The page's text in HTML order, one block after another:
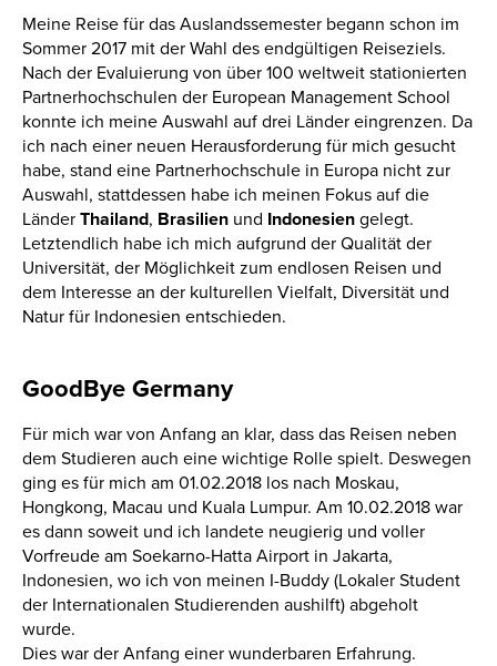
Meine Reise für das Auslandssemester begann schon im
Sommer 2017 mit der Wahl des endgültigen Reiseziels.
Nach der Evaluierung von über 100 weltweit stationierten
Partnerhochschulen der European Management School
konnte ich meine Auswahl auf drei Länder eingrenzen. Da
ich nach einer neuen Herausforderung für mich gesucht
habe, stand eine Partnerhochschule in Europa nicht zur
Auswahl, stattdessen habe ich meinen Fokus auf die
Länder Thailand, Brasilien und Indonesien gelegt.
Letztendlich habe ich mich aufgrund der Qualität der
Universität, der Möglichkeit zum endlosen Reisen und
dem Interesse an der kulturellen Vielfalt, Diversität und
Natur für Indonesien entschieden.
GoodBye Germany
Für mich war von Anfang an klar, dass das Reisen neben
dem Studieren auch eine wichtige Rolle spielt. Deswegen
ging es für mich am 01.02.2018 los nach Moskau,
Hongkong, Macau und Kuala Lumpur. Am 10.02.2018 war
es dann soweit und ich landete neugierig und voller
Vorfreude am Soekarno-Hatta Airport in Jakarta,
Indonesien, wo ich von meinen I-Buddy (Lokaler Student
der Internationalen Studierenden aushilft) abgeholt
wurde.
Dies war der Anfang einer wunderbaren Erfahrung.